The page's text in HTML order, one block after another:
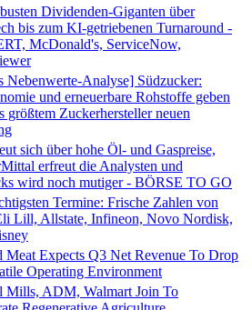
Dividenden-Giganten über
bis zum KI-getriebenen Turnaround -
McDonald's, ServiceNow,
Nebenwerte-Analyse] Südzucker:
und erneuerbare Rohstoffe geben
größtem Zuckerhersteller neuen
sich über hohe Öl- und Gaspreise,
erfreut die Analysten und
wird noch mutiger - BÖRSE TO GO
Termine: Frische Zahlen von
Lill, Allstate, Infineon, Novo Nordisk,
Meat Expects Q3 Net Revenue To Drop
Operating Environment
Mills, ADM, Walmart Join To